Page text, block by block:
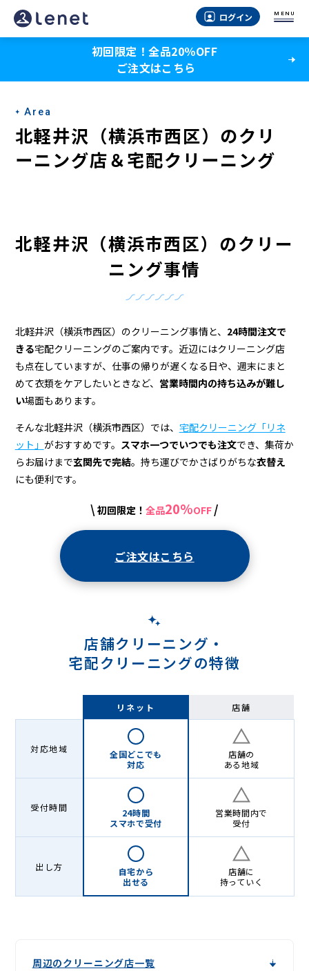
北
軽
沢
（横
浜
市
の
ニ
ン
グ
店
＆
宅
配
ログイン MENU
初回限定！全品20％OFF
ご注文はこちら
Area
北軽井沢（横浜市西区）のクリ
ーニング店＆宅配クリーニング
北軽井沢（横浜市西区）のクリー
ニング事情
北軽井沢（横浜市西区）のクリーニング事情と、 24時間注文で
きる宅配クリーニングのご案内です。近辺にはクリーニング店
も点在していますが、仕事の帰りが遅くなる日や、週末にまと
めて衣類をケアしたいときなど、 営業時間内の持ち込みが難し
い場面もあります。
そんな北軽井沢（横浜市西区）では、 宅配クリーニング「リネ
ット」 がおすすめです。 スマホ一つでいつでも注文でき、集荷か
らお届けまで玄関先で完結。持ち運びでかさばりがちな衣替え
にも便利です。
\ 初回限定！ 全品20%OFF /
ご注文はこちら
店舗クリーニング・
宅配クリーニングの特徴
リネット 店舗
対応地域
全国どこでも
対応
店舗の
ある地域
受付時間
24時間
スマホで受付
営業時間内で
受付
出し方
自宅から
出せる
店舗に
持っていく
周辺のクリーニング店一覧